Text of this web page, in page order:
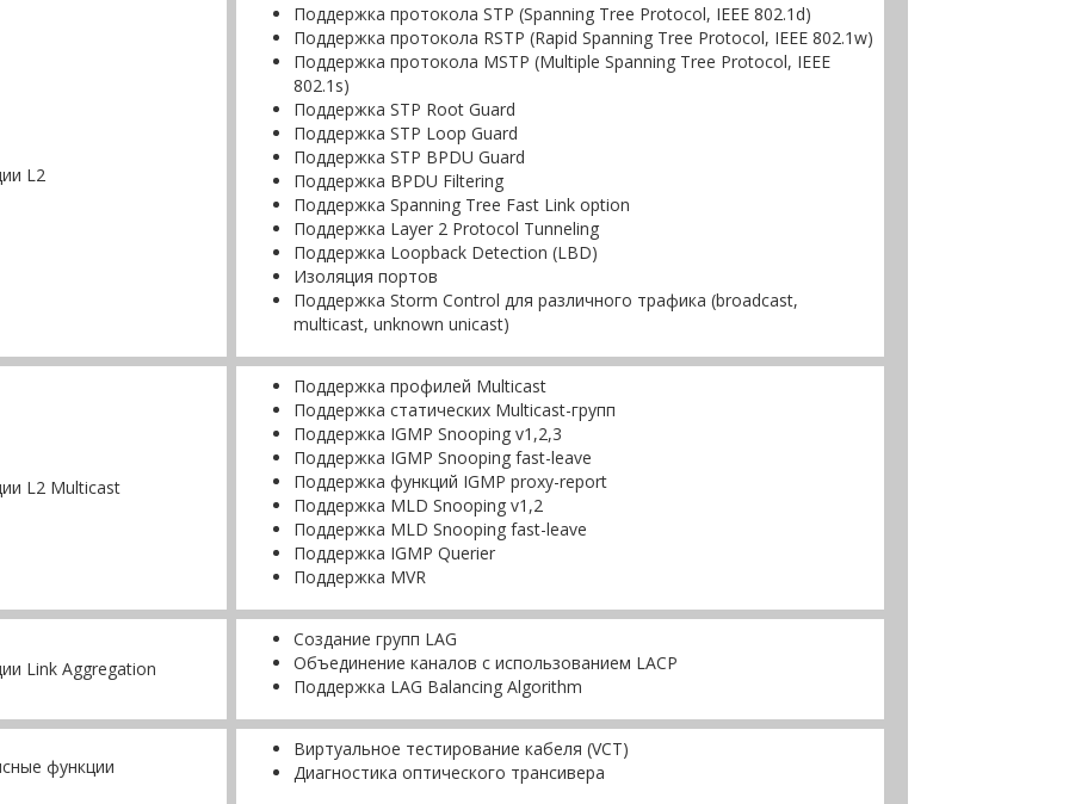
L2
Поддержка протокола STP (Spanning Tree Protocol, IEEE 802.1d)
Поддержка протокола RSTP (Rapid Spanning Tree Protocol, IEEE 802.1w)
Поддержка протокола MSTP (Multiple Spanning Tree Protocol, IEEE
802.1s)
Поддержка STP Root Guard
Поддержка STP Loop Guard
Поддержка STP BPDU Guard
Поддержка BPDU Filtering
Поддержка Spanning Tree Fast Link option
Поддержка Layer 2 Protocol Tunneling
Поддержка Loopback Detection (LBD)
Изоляция портов
Поддержка Storm Control для различного трафика (broadcast,
multicast, unknown unicast)
L2 Multicast
Поддержка профилей Multicast
Поддержка статических Multicast-групп
Поддержка IGMP Snooping v1,2,3
Поддержка IGMP Snooping fast-leave
Поддержка функций IGMP proxy-report
Поддержка MLD Snooping v1,2
Поддержка MLD Snooping fast-leave
Поддержка IGMP Querier
Поддержка MVR
Link Aggregation
Создание групп LAG
Объединение каналов с использованием LACP
Поддержка LAG Balancing Algorithm
функции
Виртуальное тестирование кабеля (VCT)
Диагностика оптического трансивера